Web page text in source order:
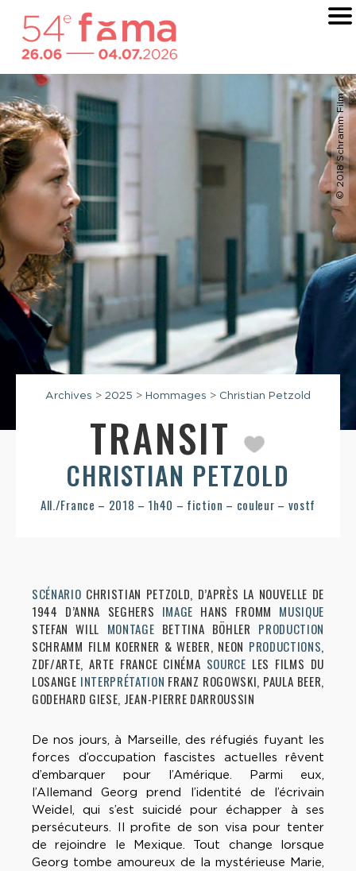
© 2018 Schramm Film
Archives > 2025 > Hommages > Christian Petzold
TRANSIT
CHRISTIAN PETZOLD
All./France – 2018 – 1h40 – fiction – couleur – vostf
SCÉNARIO CHRISTIAN PETZOLD, D’APRÈS LA NOUVELLE DE
1944 D’ANNA SEGHERS IMAGE HANS FROMM MUSIQUE
STEFAN WILL MONTAGE BETTINA BÖHLER PRODUCTION
SCHRAMM FILM KOERNER & WEBER, NEON PRODUCTIONS,
ZDF/ARTE, ARTE FRANCE CINÉMA SOURCE LES FILMS DU
LOSANGE INTERPRÉTATION FRANZ ROGOWSKI, PAULA BEER,
GODEHARD GIESE, JEAN-PIERRE DARROUSSIN
De nos jours, à Marseille, des réfugiés fuyant les
forces d’occupation fascistes actuelles rêvent
d’embarquer pour l’Amérique. Parmi eux,
l’Allemand Georg prend l’identité de l’écrivain
Weidel, qui s’est suicidé pour échapper à ses
persécuteurs. Il profite de son visa pour tenter
de rejoindre le Mexique. Tout change lorsque
Georg tombe amoureux de la mystérieuse Marie,